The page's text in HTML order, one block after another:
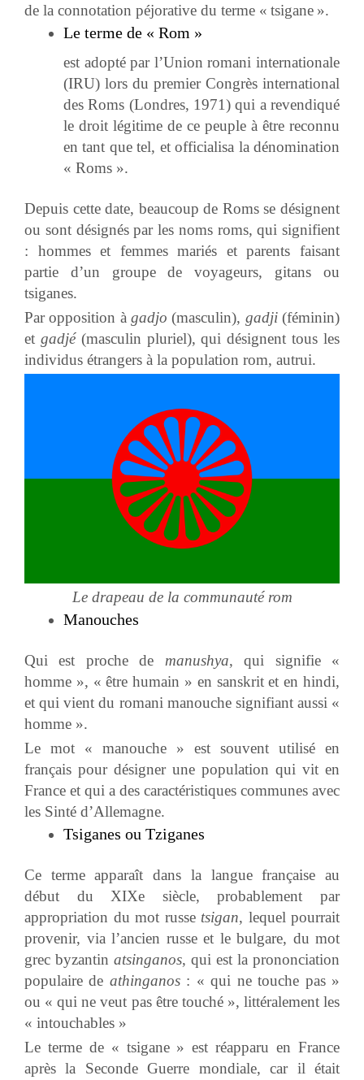
de la connotation péjorative du terme « tsigane ».
Le terme de « Rom »
est adopté par l’Union romani internationale
(IRU) lors du premier Congrès international
des Roms (Londres, 1971) qui a revendiqué
le droit légitime de ce peuple à être reconnu
en tant que tel, et officialisa la dénomination
« Roms ».
Depuis cette date, beaucoup de Roms se désignent
ou sont désignés par les noms roms, qui signifient
: hommes et femmes mariés et parents faisant
partie d’un groupe de voyageurs, gitans ou
tsiganes.
Par opposition à gadjo (masculin), gadji(féminin)
et gadjé(masculin pluriel), qui désignent tous les
individus étrangers à la population rom, autrui.
Le drapeau de la communauté rom
Manouches
Qui est proche de manushya, qui signifie «
homme », « être humain » en sanskrit et en hindi,
et qui vient du romani manouche signifiant aussi «
homme ».
Le mot « manouche » est souvent utilisé en
français pour désigner une population qui vit en
France et qui a des caractéristiques communes avec
les Sinté d’Allemagne.
Tsiganes ou Tziganes
Ce terme apparaît dans la langue française au
début du XIXe siècle, probablement par
appropriation du mot russe tsigan, lequel pourrait
provenir, via l’ancien russe et le bulgare, du mot
grec byzantin atsinganos, qui est la prononciation
populaire de athinganos: « qui ne touche pas »
ou « qui ne veut pas être touché », littéralement les
« intouchables »
Le terme de « tsigane » est réapparu en France
après la Seconde Guerre mondiale, car il était